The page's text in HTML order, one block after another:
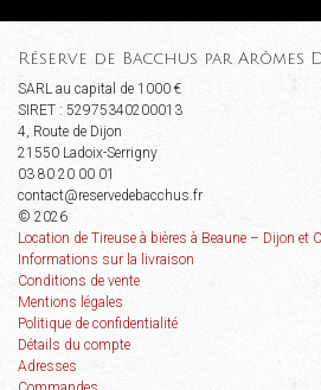
Réserve de Bacchus par Arômes
SARL au capital de 1000 €
SIRET : 52975340200013
4, Route de Dijon
21550 Ladoix-Serrigny
03 80 20 00 01
contact@reservedebacchus.fr
© 2026
Location de Tireuse à bières à Beaune – Dijon et
Informations sur la livraison
Conditions de vente
Mentions légales
Politique de confidentialité
Détails du compte
Adresses